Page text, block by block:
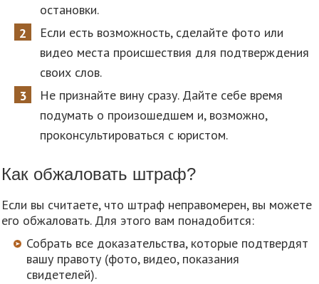
остановки.
Если есть возможность, сделайте фото или
видео места происшествия для подтверждения
своих слов.
Не признайте вину сразу. Дайте себе время
подумать о произошедшем и, возможно,
проконсультироваться с юристом.
Как обжаловать штраф?
Если вы считаете, что штраф неправомерен, вы можете
его обжаловать. Для этого вам понадобится:
Собрать все доказательства, которые подтвердят
вашу правоту (фото, видео, показания
свидетелей).